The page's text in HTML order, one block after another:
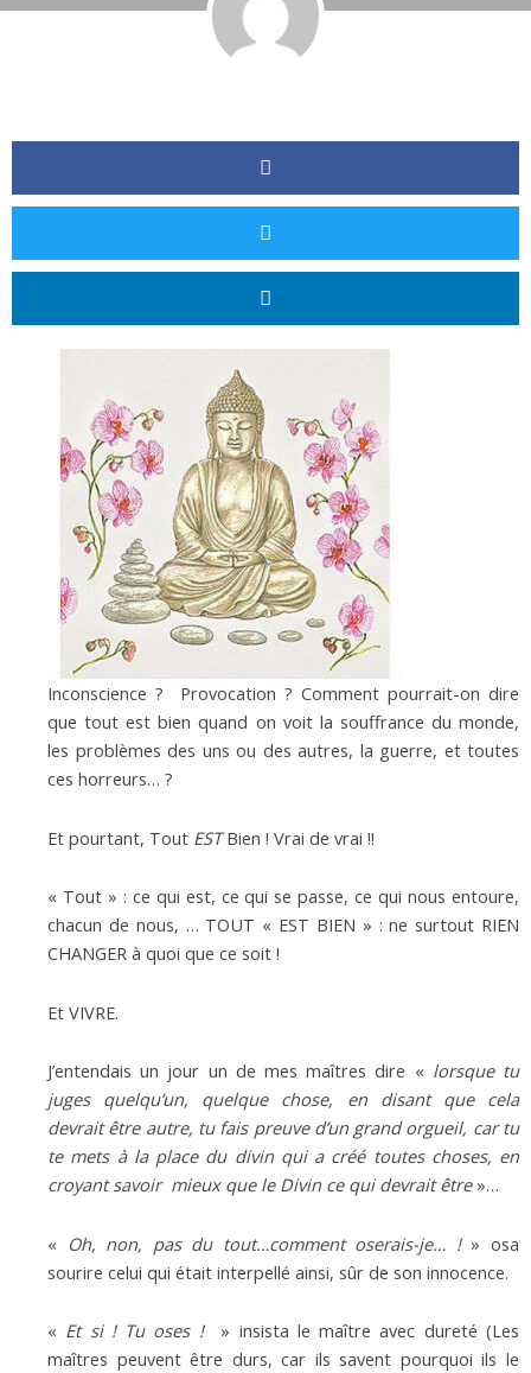
Inconscience ? Provocation ? Comment pourrait-on dire
que tout est bien quand on voit la souffrance du monde,
les problèmes des uns ou des autres, la guerre, et toutes
ces horreurs… ?
Et pourtant, Tout ESTBien ! Vrai de vrai !!
« Tout » : ce qui est, ce qui se passe, ce qui nous entoure,
chacun de nous, … TOUT « EST BIEN » : ne surtout RIEN
CHANGER à quoi que ce soit !
Et VIVRE.
J’entendais un jour un de mes maîtres dire « lorsque tu
juges quelqu’un, quelque chose, en disant que cela
devrait être autre, tu fais preuve d’un grand orgueil, car tu
te mets à la place du divin qui a créé toutes choses, en
croyant savoir mieux que le Divin ce qui devrait être »…
« Oh, non, pas du tout…comment oserais-je… ! » osa
sourire celui qui était interpellé ainsi, sûr de son innocence.
« Et si ! Tu oses !» insista le maître avec dureté (Les
maîtres peuvent être durs, car ils savent pourquoi ils le